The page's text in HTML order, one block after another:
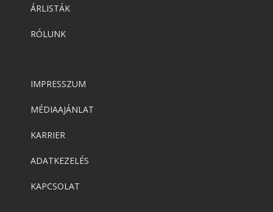
ÁRLISTÁK
RÓLUNK
IMPRESSZUM
MÉDIAAJÁNLAT
KARRIER
ADATKEZELÉS
KAPCSOLAT